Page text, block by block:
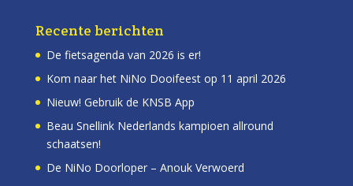
Recente berichten
De fietsagenda van 2026 is er!
Kom naar het NiNo Dooifeest op 11 april 2026
Nieuw! Gebruik de KNSB App
Beau Snellink Nederlands kampioen allround
schaatsen!
De NiNo Doorloper – Anouk Verwoerd